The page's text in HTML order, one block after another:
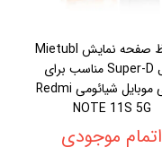
محافظ صفحه نمایش Mietubl
مدل Super-D مناسب برای
گوشی موبایل شیائومی Redmi
NOTE 11S 5G
اتمام موجودی